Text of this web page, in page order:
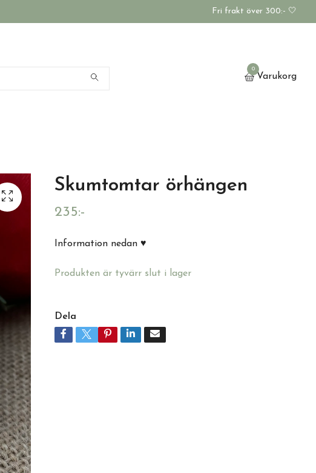
Fri frakt över 300:- 🤍
0
Varukorg
Skumtomtar örhängen
235:-
Information nedan ♥️
Produkten är tyvärr slut i lager
Dela